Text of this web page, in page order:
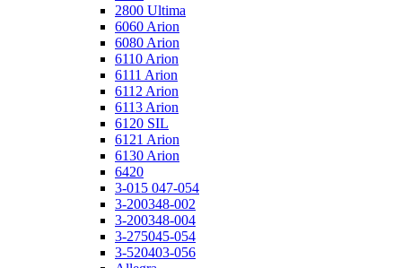
2800 Ultima
6060 Arion
6080 Arion
6110 Arion
6111 Arion
6112 Arion
6113 Arion
6120 SIL
6121 Arion
6130 Arion
6420
3-015 047-054
3-200348-002
3-200348-004
3-275045-054
3-520403-056